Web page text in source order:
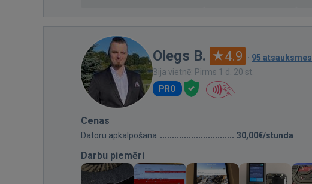
Olegs B. 4.9 · 95 atsauksmes
Bija vietnē: Pirms 1 d. 20 st.
PRO
Cenas
Datoru apkalpošana 30,00€/stunda
Darbu piemēri